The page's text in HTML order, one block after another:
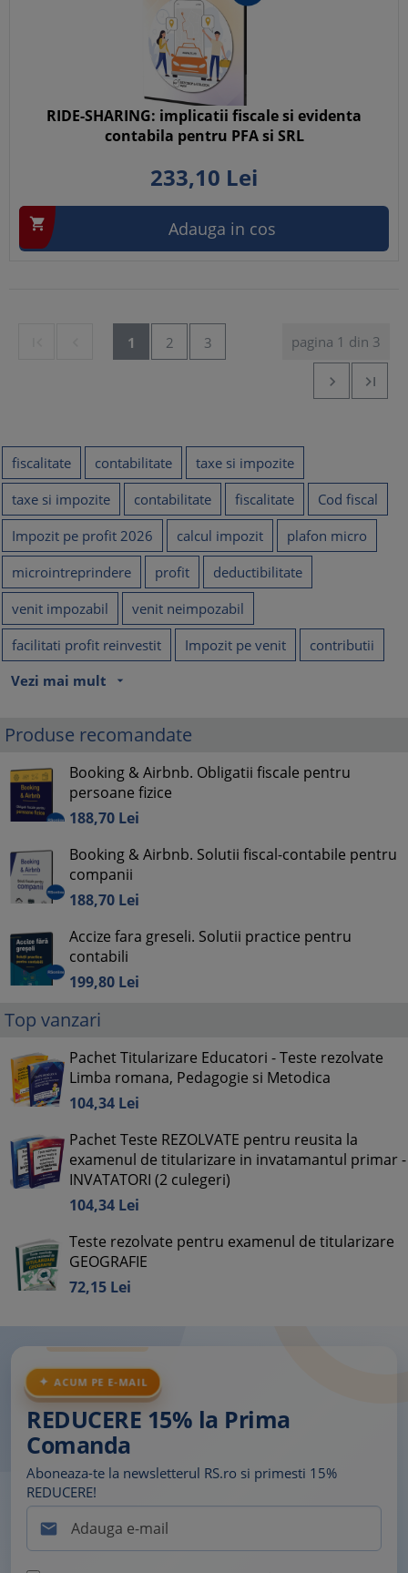
RIDE-SHARING: implicatii fiscale si evidenta
contabila pentru PFA si SRL
233,10 Lei
 Adauga in cos
1 2 3 pagina 1 din 3


fiscalitate contabilitate
taxe si impozite
taxe si impozite
contabilitate fiscalitate
Cod fiscal
Impozit pe profit 2026
calcul impozit
plafon micro
microintreprindere
profit
deductibilitate
venit impozabil
venit neimpozabil
facilitati profit reinvestit
Impozit pe venit
contributii
Vezi mai mult
arrow_drop_down
Produse recomandate
Booking & Airbnb. Obligatii fiscale pentru
persoane fizice
188,70 Lei
Booking & Airbnb. Solutii fiscal-contabile pentru
companii
188,70 Lei
Accize fara greseli. Solutii practice pentru
contabili
199,80 Lei
Top vanzari
Pachet Titularizare Educatori - Teste rezolvate
Limba romana, Pedagogie si Metodica
104,34 Lei
Pachet Teste REZOLVATE pentru reusita la
examenul de titularizare in invatamantul primar -
INVATATORI (2 culegeri)
104,34 Lei
Teste rezolvate pentru examenul de titularizare
GEOGRAFIE
72,15 Lei
ACUM PE E-MAIL
REDUCERE 15% la Prima
Comanda
Aboneaza-te la newsletterul RS.ro si primesti 15%
REDUCERE!
